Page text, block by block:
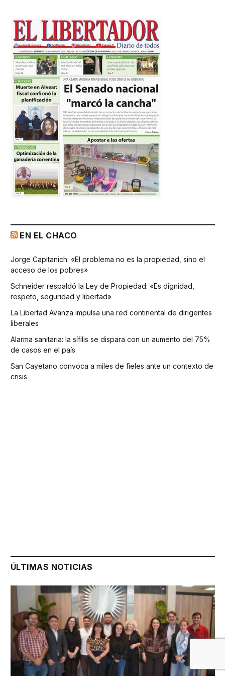
EN EL CHACO
Jorge Capitanich: «El problema no es la propiedad, sino el
acceso de los pobres»
Schneider respaldó la Ley de Propiedad: «Es dignidad,
respeto, seguridad y libertad»
La Libertad Avanza impulsa una red continental de dirigentes
liberales
Alarma sanitaria: la sífilis se dispara con un aumento del 75%
de casos en el país
San Cayetano convoca a miles de fieles ante un contexto de
crisis
ÚLTIMAS NOTICIAS